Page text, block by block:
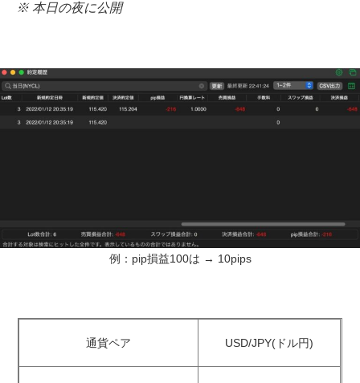
※ 本日の夜に公開
例：pip損益100は → 10pips
通貨ペア USD/JPY(ドル円)